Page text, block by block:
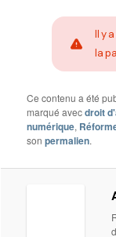
Il y
la
Ce contenu a été
marqué avecdroit
numérique,
sonpermalien.